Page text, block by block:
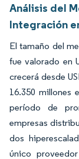
Análisis del
Integración
El tamaño del
fue valorado en
crecerá desde
16.350 millones
período de
empresas
dos
único